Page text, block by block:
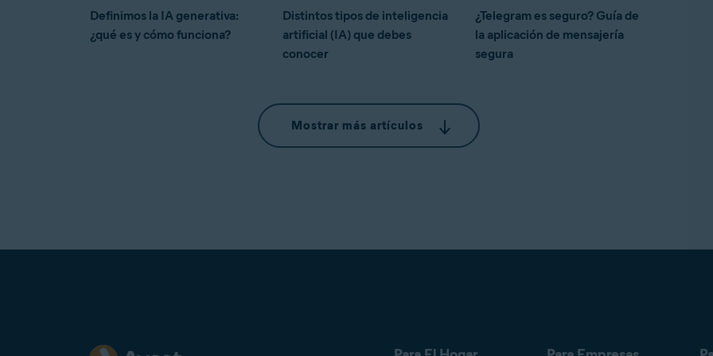
Definimos la IA generativa:
¿qué es y cómo funciona?
Distintos tipos de inteligencia
artificial (IA) que debes
conocer
¿Telegram es seguro? Guía de
la aplicación de mensajería
segura
Mostrar más artículos